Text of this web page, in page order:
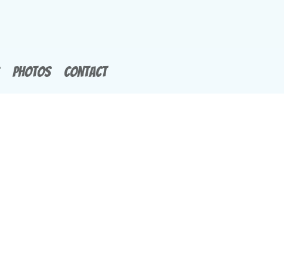
Photos Contact